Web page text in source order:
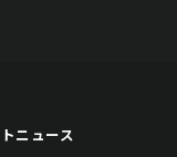
ニュース